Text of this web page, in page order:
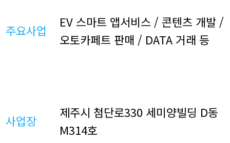
주요사업
EV 스마트 앱서비스 / 콘텐츠 개발 /
오토카페트 판매 / DATA 거래 등
사업장
제주시 첨단로330 세미양빌딩 D동
M314호